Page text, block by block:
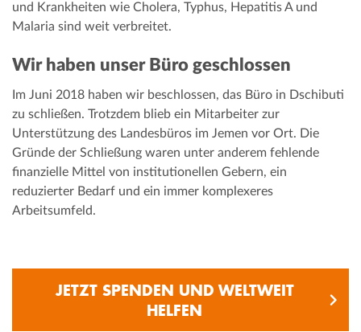
und Krankheiten wie Cholera, Typhus, Hepatitis A und
Malaria sind weit verbreitet.
Wir haben unser Büro geschlossen
Im Juni 2018 haben wir beschlossen, das Büro in Dschibuti
zu schließen. Trotzdem blieb ein Mitarbeiter zur
Unterstützung des Landesbüros im Jemen vor Ort. Die
Gründe der Schließung waren unter anderem fehlende
finanzielle Mittel von institutionellen Gebern, ein
reduzierter Bedarf und ein immer komplexeres
Arbeitsumfeld.
JETZT SPENDEN UND WELTWEIT
HELFEN